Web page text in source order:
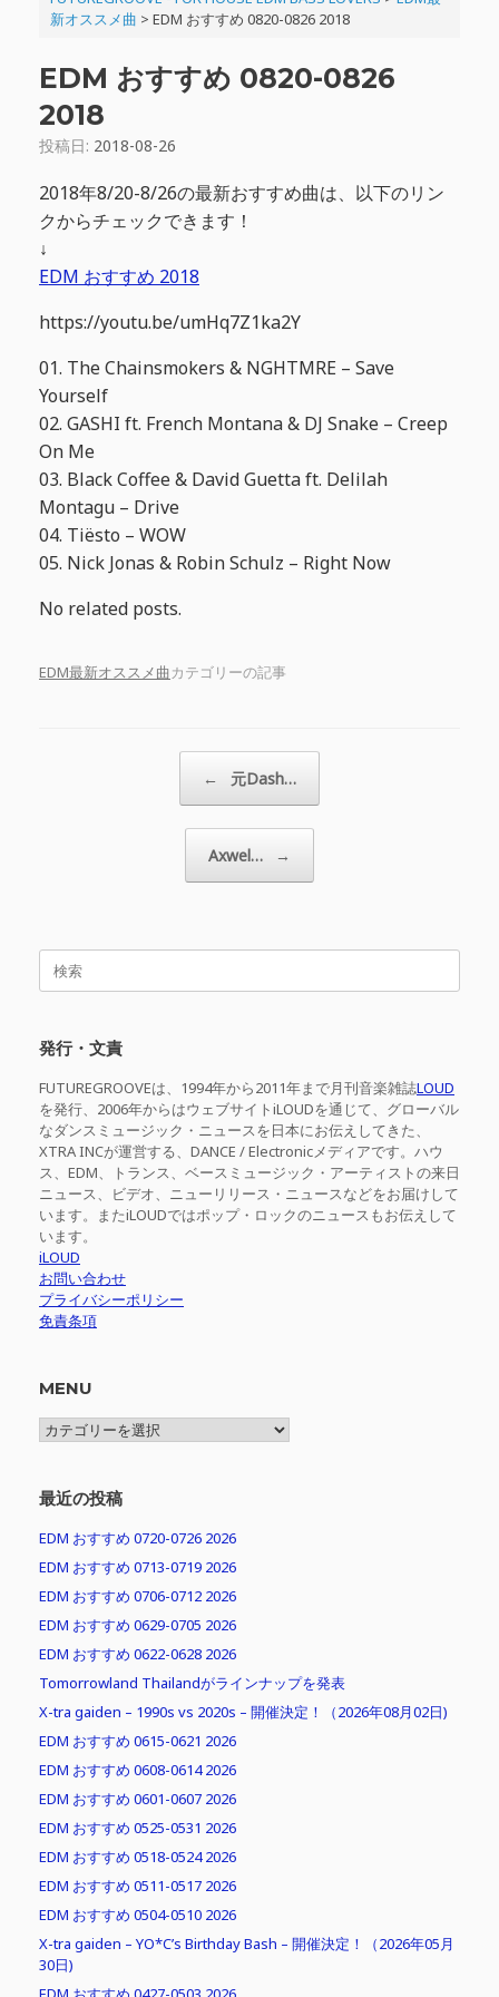
新オススメ曲 > EDM おすすめ 0820-0826 2018
EDM おすすめ 0820-0826
2018
投稿日: 2018-08-26
2018年8/20-8/26の最新おすすめ曲は、以下のリン
クからチェックできます！
↓
EDM おすすめ 2018
https://youtu.be/umHq7Z1ka2Y
01. The Chainsmokers & NGHTMRE – Save
Yourself
02. GASHI ft. French Montana & DJ Snake – Creep
On Me
03. Black Coffee & David Guetta ft. Delilah
Montagu – Drive
04. Tiësto – WOW
05. Nick Jonas & Robin Schulz – Right Now
No related posts.
EDM最新オススメ曲カテゴリーの記事
← 元Dash…
Axwel… →
発行・文責
FUTUREGROOVEは、1994年から2011年まで月刊音楽雑誌LOUD
を発行、2006年からはウェブサイトiLOUDを通じて、グローバル
なダンスミュージック・ニュースを日本にお伝えしてきた、
XTRA INCが運営する、DANCE / Electronicメディアです。ハウ
ス、EDM、トランス、ベースミュージック・アーティストの来日
ニュース、ビデオ、ニューリリース・ニュースなどをお届けして
います。またiLOUDではポップ・ロックのニュースもお伝えして
います。
iLOUD
お問い合わせ
プライバシーポリシー
免責条項
MENU
MENU
最近の投稿
EDM おすすめ 0720-0726 2026
EDM おすすめ 0713-0719 2026
EDM おすすめ 0706-0712 2026
EDM おすすめ 0629-0705 2026
EDM おすすめ 0622-0628 2026
Tomorrowland Thailandがラインナップを発表
X-tra gaiden – 1990s vs 2020s – 開催決定！（2026年08月02日)
EDM おすすめ 0615-0621 2026
EDM おすすめ 0608-0614 2026
EDM おすすめ 0601-0607 2026
EDM おすすめ 0525-0531 2026
EDM おすすめ 0518-0524 2026
EDM おすすめ 0511-0517 2026
EDM おすすめ 0504-0510 2026
X-tra gaiden – YO*C’s Birthday Bash – 開催決定！（2026年05月
30日)